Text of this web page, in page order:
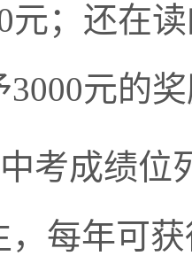
元；还在
3000元的
考成绩位
，每年可